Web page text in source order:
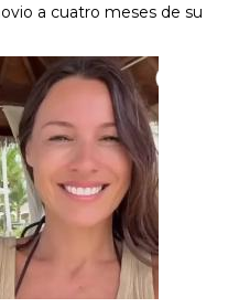
a cuatro meses de su